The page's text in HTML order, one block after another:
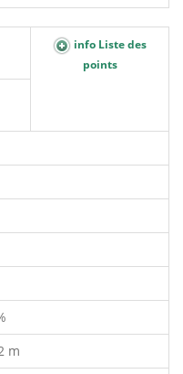
info Liste des
points
m